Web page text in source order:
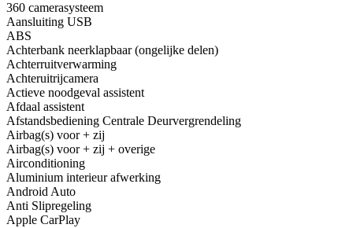
360 camerasysteem
Aansluiting USB
ABS
Achterbank neerklapbaar (ongelijke delen)
Achterruitverwarming
Achteruitrijcamera
Actieve noodgeval assistent
Afdaal assistent
Afstandsbediening Centrale Deurvergrendeling
Airbag(s) voor + zij
Airbag(s) voor + zij + overige
Airconditioning
Aluminium interieur afwerking
Android Auto
Anti Slipregeling
Apple CarPlay